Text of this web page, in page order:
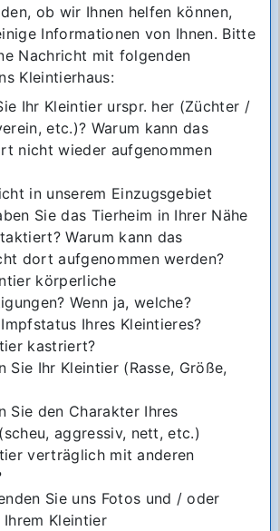
ob wir Ihnen helfen können,
Informationen von Ihnen. Bitte
Nachricht mit folgenden
Kleintierhaus:
Ihr Kleintier urspr. her (Züchter /
etc.)? Warum kann das
nicht wieder aufgenommen
in unserem Einzugsgebiet
Sie das Tierheim in Ihrer Nähe
Warum kann das
dort aufgenommen werden?
körperliche
Wenn ja, welche?
Ihres Kleintieres?
kastriert?
Sie Ihr Kleintier (Rasse, Größe,
Sie den Charakter Ihres
aggressiv, nett, etc.)
verträglich mit anderen
Sie uns Fotos und / oder
Kleintier